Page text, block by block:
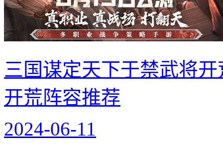
三国谋定天下于禁武将
开荒阵容推荐
2024-06-11